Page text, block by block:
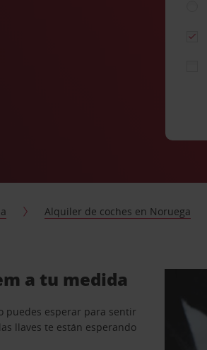
Alquiler de coches en Noruega
a tu medida
puedes esperar para sentir
llaves te están esperando